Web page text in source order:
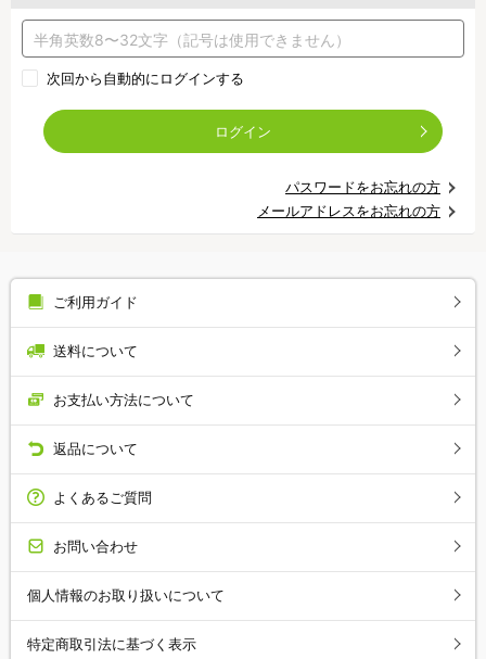
次回から自動的にログインする
ログイン
パスワードをお忘れの方
メールアドレスをお忘れの方
ご利用ガイド
送料について
お支払い方法について
返品について
よくあるご質問
お問い合わせ
個人情報のお取り扱いについて
特定商取引法に基づく表示